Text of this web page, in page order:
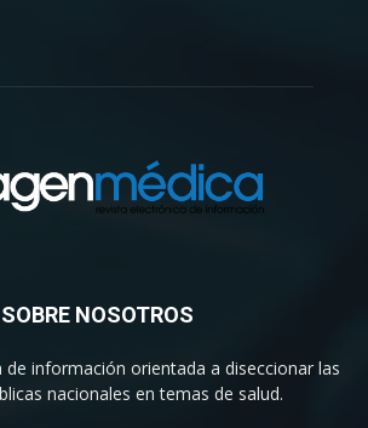
SOBRE NOSOTROS
de información orientada a diseccionar las
nacionales en temas de salud.